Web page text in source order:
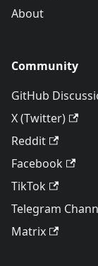
About
Community
GitHub
X (Twitter)
Reddit
Facebook
TikTok
Telegram
Matrix